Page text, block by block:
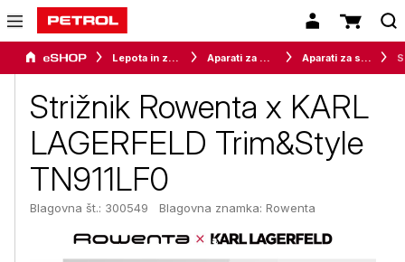
Lepota in zdravje Aparati za osebno nego Aparati za striženje las
Strižnik Rowenta x KARL
LAGERFELD Trim&Style
TN911LF0
Blagovna št.: 300549 Blagovna znamka: Rowenta